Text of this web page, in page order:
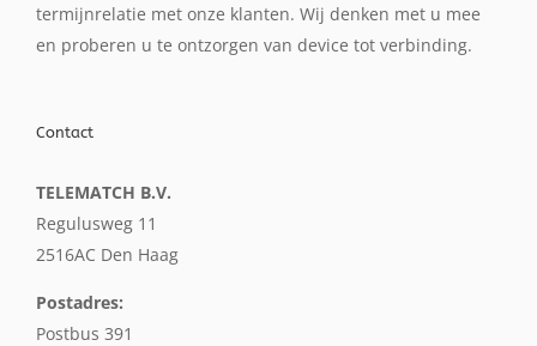
termijnrelatie met onze klanten. Wij denken met u mee
en proberen u te ontzorgen van device tot verbinding.
Contact
TELEMATCH B.V.
Regulusweg 11
2516AC Den Haag
Postadres:
Postbus 391